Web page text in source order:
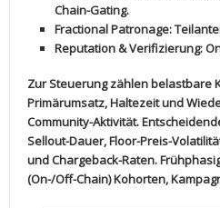
Chain-Gating.
Fractional Patronage:
Reputation & Verifizierung:
Zur Steuerung zählen ‌belastbare
Primärumsatz, Haltezeit⁣ und
Community-Aktivität.
Sellout-Dauer, Floor-Preis-
und Chargeback-Raten.
‍(On-/Off-Chain) Kohorten,